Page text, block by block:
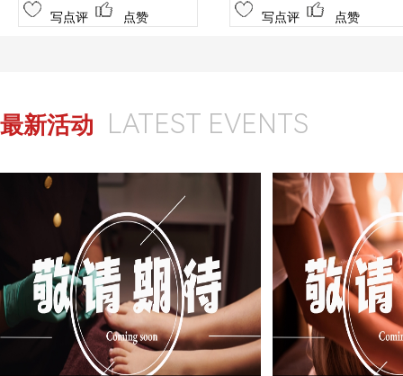
写点评 点赞 写点评 点赞
最新活动 LATEST EVENTS